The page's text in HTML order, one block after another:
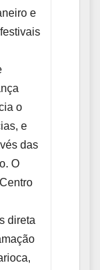
e
o
e
das
O
direta